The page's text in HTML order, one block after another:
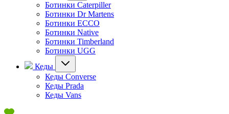
Ботинки Caterpiller
Ботинки Dr Martens
Ботинки ECCO
Ботинки Native
Ботинки Timberland
Ботинки UGG
Кеды
Кеды Converse
Кеды Prada
Кеды Vans